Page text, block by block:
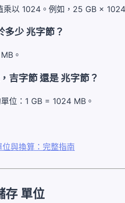
乘以 1024。例如，25 GB ×
多少 兆字節？
。
吉字節 還是 兆字節？
位：1 GB = 1024 MB。
與換算：完整指南
存 單位